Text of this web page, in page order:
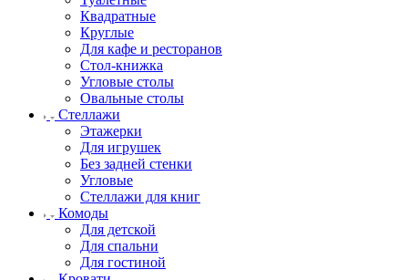
Квадратные
Круглые
Для кафе и ресторанов
Стол-книжка
Угловые столы
Овальные столы
Стеллажи
Этажерки
Для игрушек
Без задней стенки
Угловые
Стеллажи для книг
Комоды
Для детской
Для спальни
Для гостиной